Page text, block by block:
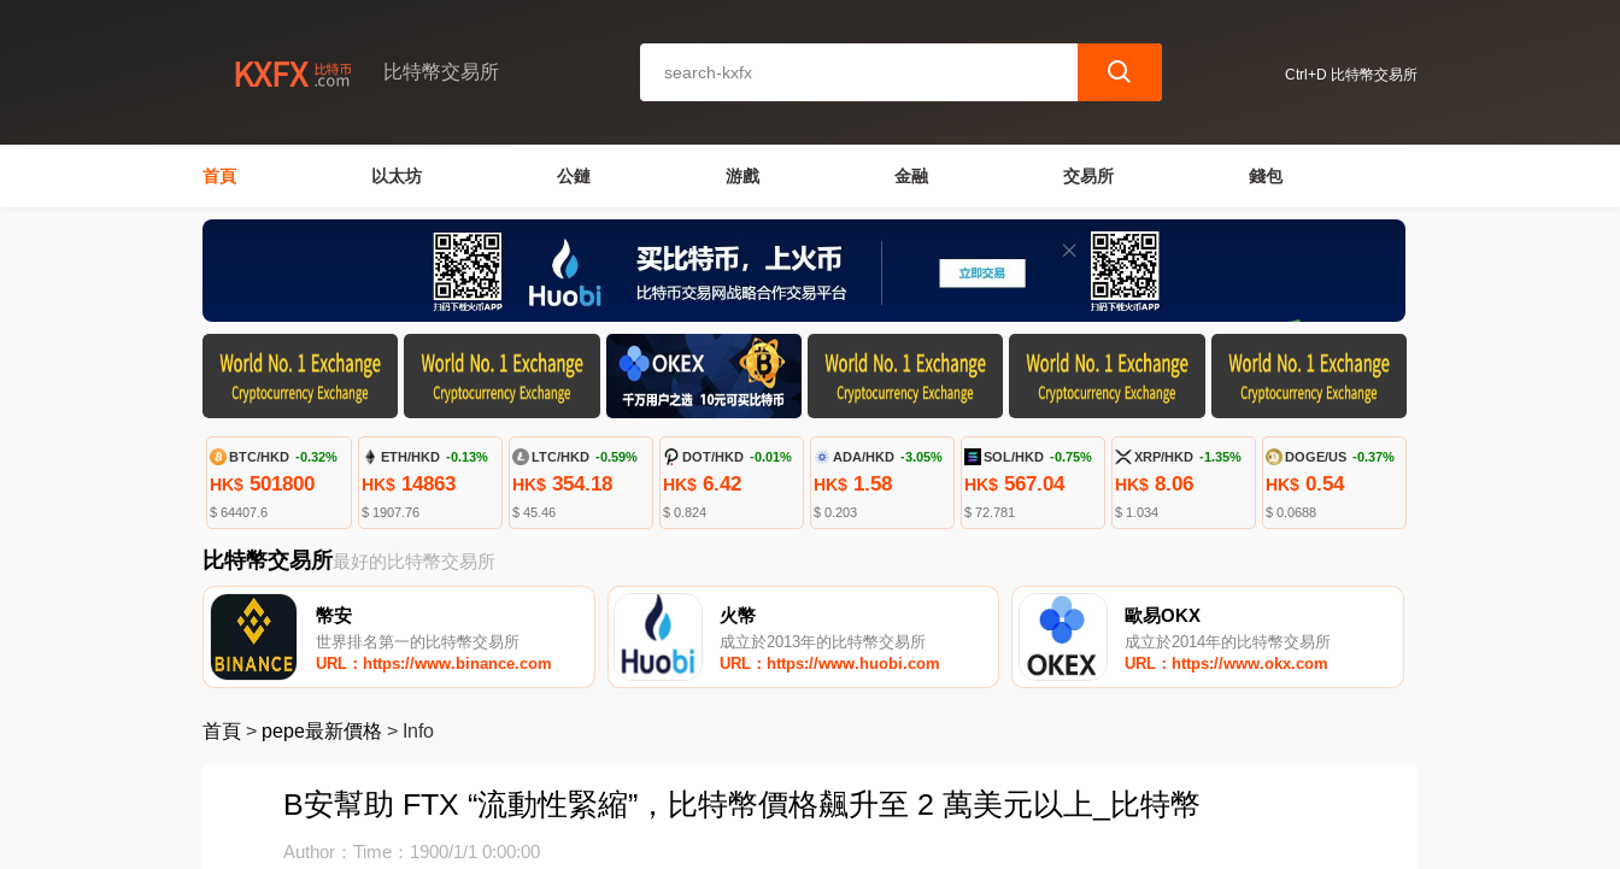
比特幣交易所 Ctrl+D 比特幣交易所
首頁 以太坊 公鏈 游戲 金融 交易所 錢包
BTC/HKD -0.32%
HK$ 501800
$ 64407.6
ETH/HKD -0.13%
HK$14863
$ 1907.76
LTC/HKD -0.59%
HK$354.18
$ 45.46
DOT/HKD -0.01%
HK$6.42
$ 0.824
ADA/HKD -3.05%
HK$1.58
$ 0.203
SOL/HKD -0.75%
HK$ 567.04
$ 72.781
XRP/HKD -1.35%
HK$ 8.06
$ 1.034
DOGE/US -0.37%
HK$ 0.54
$ 0.0688
比特幣交易所最好的比特幣交易所
幣安
世界排名第一的比特幣交易所
URL：https://www.binance.com
火幣
成立於2013年的比特幣交易所
URL：https://www.huobi.com
歐易OKX
成立於2014年的比特幣交易所
URL：https://www.okx.com
首頁 > pepe最新價格 > Info
B安幫助 FTX “流動性緊縮”，比特幣價格飆升至 2 萬美元以上_比特幣
Author：Time：1900/1/1 0:00:00